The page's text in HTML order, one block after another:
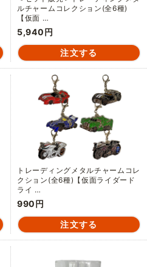
ルチャームコレクション(全6種)
【仮面 …
5,940円
トレーディングメタルチャームコレ
クション(全6種)【仮面ライダード
ライ …
990円